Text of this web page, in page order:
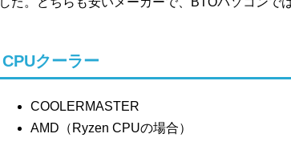
CPUクーラー
COOLERMASTER
AMD（Ryzen CPUの場合）